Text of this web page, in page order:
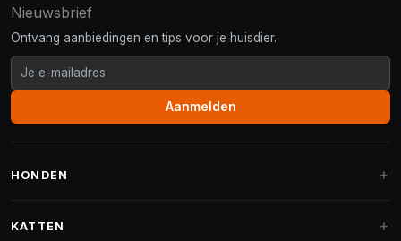
Nieuwsbrief
Ontvang aanbiedingen en tips voor je huisdier.
Aanmelden
HONDEN
KATTEN